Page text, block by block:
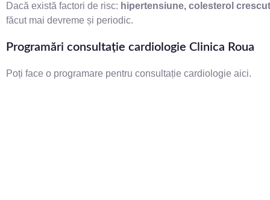
Dacă există factori de risc: hipertensiune, colesterol
făcut mai devreme și periodic.
Programări consultație cardiologie Clinica Roua
Poți face o programare pentru consultație cardiologie aici.